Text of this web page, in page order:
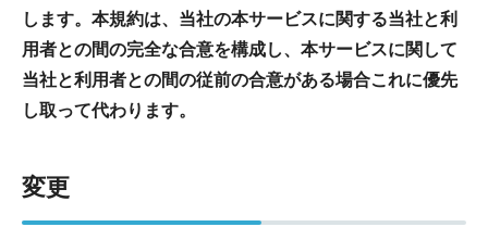
します。本規約は、当社の本サービスに関する当社と利
用者との間の完全な合意を構成し、本サービスに関して
当社と利用者との間の従前の合意がある場合これに優先
し取って代わります。
変更